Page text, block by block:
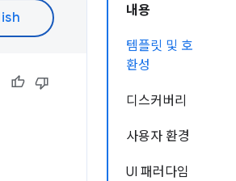
내용
템플릿 및 호
환성
디스커버리
사용자 환경
UI 패러다임